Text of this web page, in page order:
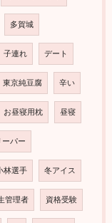
多賀城
子連れ デート
東京純豆腐 辛い
お昼寝用枕 昼寝
ーパー
林選手 冬アイス
管理者 資格受験